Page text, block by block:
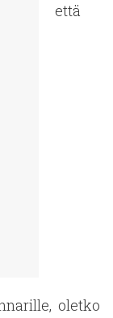
että
oletko